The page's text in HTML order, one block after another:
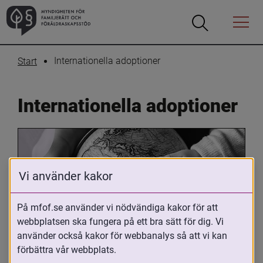
Öppna
Öppna
Menyn
Start Internationella adoptioner
Internationella adoptioner
Oavsett om du är adopterad,
adoptivförälder eller arbetar med
Vi använder kakor
På mfof.se använder vi nödvändiga kakor för att
webbplatsen ska fungera på ett bra sätt för dig. Vi
använder också kakor för webbanalys så att vi kan
förbättra vår webbplats.